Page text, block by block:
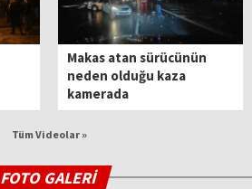
Makas atan sürücünün
neden olduğu kaza
kamerada
Tüm Videolar »
FOTO GALERİ